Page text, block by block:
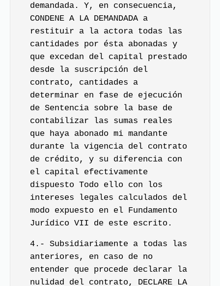
demandada. Y, en consecuencia,
CONDENE A LA DEMANDADA a
restituir a la actora todas las
cantidades por ésta abonadas y
que excedan del capital prestado
desde la suscripción del
contrato, cantidades a
determinar en fase de ejecución
de Sentencia sobre la base de
contabilizar las sumas reales
que haya abonado mi mandante
durante la vigencia del contrato
de crédito, y su diferencia con
el capital efectivamente
dispuesto Todo ello con los
intereses legales calculados del
modo expuesto en el Fundamento
Jurídico VII de este escrito.
4.- Subsidiariamente a todas las
anteriores, en caso de no
entender que procede declarar la
nulidad del contrato, DECLARE LA